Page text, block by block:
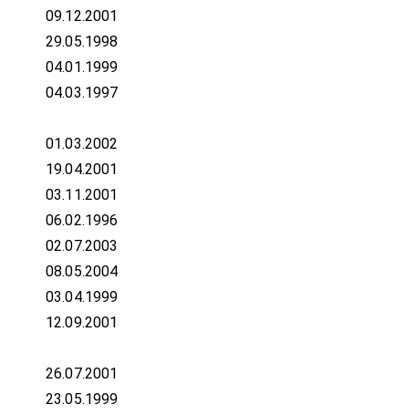
09.12.2001
29.05.1998
04.01.1999
04.03.1997
01.03.2002
19.04.2001
03.11.2001
06.02.1996
02.07.2003
08.05.2004
03.04.1999
12.09.2001
26.07.2001
23.05.1999